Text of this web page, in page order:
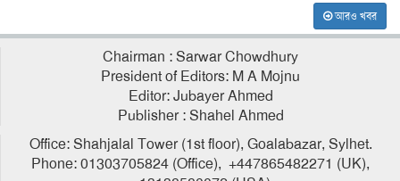
আরও খবর
Chairman : Sarwar Chowdhury
President of Editors: M A Mojnu
Editor: Jubayer Ahmed
Publisher : Shahel Ahmed
Office: Shahjalal Tower (1st floor), Goalabazar, Sylhet.
Phone: 01303705824 (Office), +447865482271 (UK),